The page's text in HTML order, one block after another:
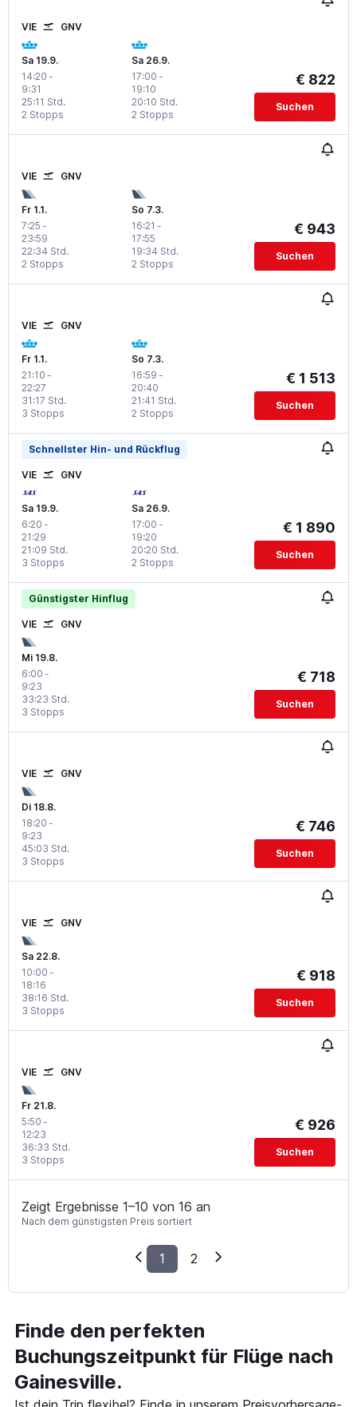
VIE GNV
Sa 19.9.
14:20 -
9:31
2 Stopps
25:11 Std.
Sa 26.9.
17:00 -
19:10
2 Stopps
20:10 Std.
€ 822
Suchen
VIE GNV
Fr 1.1.
7:25 -
23:59
2 Stopps
22:34 Std.
So 7.3.
16:21 -
17:55
2 Stopps
19:34 Std.
€ 943
Suchen
VIE GNV
Fr 1.1.
21:10 -
22:27
3 Stopps
31:17 Std.
So 7.3.
16:59 -
20:40
2 Stopps
21:41 Std.
€ 1 513
Suchen
Schnellster Hin- und Rückflug
VIE GNV
Sa 19.9.
6:20 -
21:29
3 Stopps
21:09 Std.
Sa 26.9.
17:00 -
19:20
2 Stopps
20:20 Std.
€ 1 890
Suchen
Günstigster Hinflug
VIE GNV
Mi 19.8.
6:00 -
9:23
3 Stopps
33:23 Std.
€ 718
Suchen
VIE GNV
Di 18.8.
18:20 -
9:23
3 Stopps
45:03 Std.
€ 746
Suchen
VIE GNV
Sa 22.8.
10:00 -
18:16
3 Stopps
38:16 Std.
€ 918
Suchen
VIE GNV
Fr 21.8.
5:50 -
12:23
3 Stopps
36:33 Std.
€ 926
Suchen
Zeigt Ergebnisse 1–10 von 16 an
Nach dem günstigsten Preis sortiert
1 2
Finde den perfekten
Buchungszeitpunkt für Flüge nach
Gainesville.